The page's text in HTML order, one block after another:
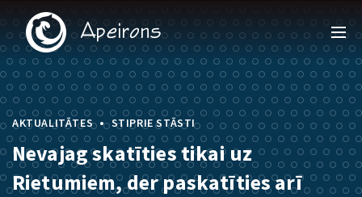
AKTUALITĀTES • STIPRIE STĀSTI
Nevajag skatīties tikai uz
Rietumiem, der paskatīties arī